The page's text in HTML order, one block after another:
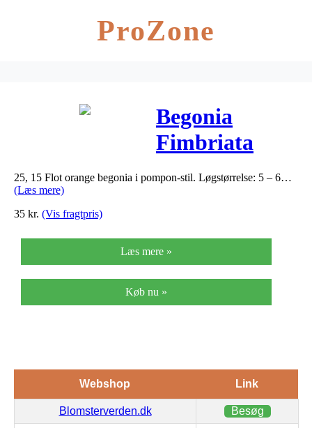
ProZone
Begonia
Fimbriata
Orange (nr.
Orange
25, 15 Flot orange begonia i pompon-stil. Løgstørrelse: 5 – 6…
(Læs mere)
35 kr. (Vis fragtpris)
Læs mere »
Køb nu »
Webshop Link
Blomsterverden.dk Besøg